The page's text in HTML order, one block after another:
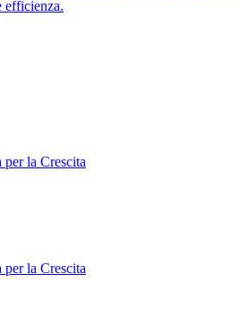
efficienza.
per la Crescita
per la Crescita